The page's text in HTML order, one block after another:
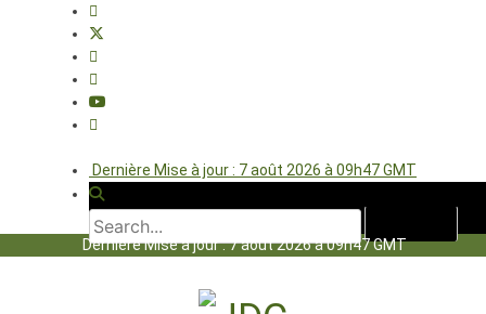
Dernière Mise à jour : 7 août 2026 à 09h47 GMT
Dernière Mise à jour : 7 août 2026 à 09h47 GMT